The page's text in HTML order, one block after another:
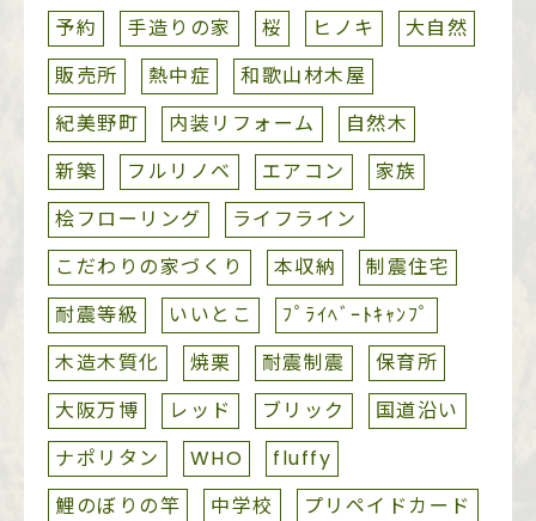
予約
手造りの家 桜 ヒノキ
大自然
販売所
熱中症
和歌山材木屋
紀美野町
内装リフォーム
自然木
新築
フルリノベ エアコン
家族
桧フローリング
ライフライン
こだわりの家づくり
本収納
制震住宅
耐震等級
いいとこ
ﾌﾟﾗｲﾍﾞｰﾄｷｬﾝﾌﾟ
木造木質化
焼栗 耐震制震
保育所
大阪万博
レッド ブリック
国道沿い
ナポリタン
WHO
fluffy
鯉のぼりの竿
中学校
プリペイドカード